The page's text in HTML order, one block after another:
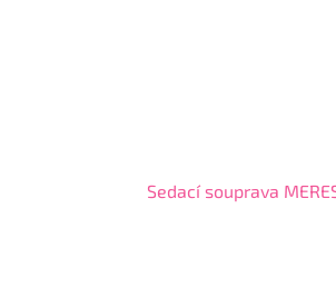
Sedací souprava